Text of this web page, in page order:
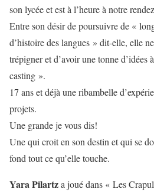
son lycée et est à l’heure à notre
Entre son désir de poursuivre de «
d’histoire des langues » dit-elle, elle
trépigner et d’avoir une tonne d’idées
casting ».
17 ans et déjà une ribambelle
projets.
Une grande je vous dis!
Une qui croit en son destin et qui se
fond tout ce qu’elle touche.
Yara Pilartza joué dans « Les